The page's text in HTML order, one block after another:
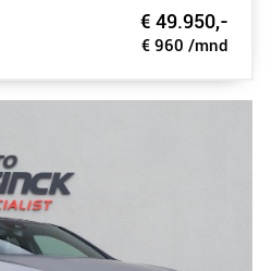
€ 49.950,-
€ 960 /mnd